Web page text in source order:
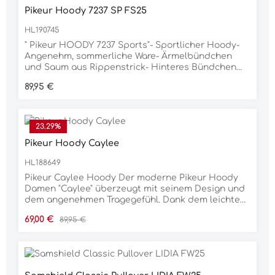
der BrustMaterial77% POLYAMID, 23% ELASTAN
Pikeur Hoody 7237 SP FS25
HL190745
" Pikeur HOODY 7237 Sports"- Sportlicher Hoody-
Angenehm, sommerliche Ware- Ärmelbündchen
und Saum aus Rippenstrick- Hinteres Bündchen
Webband zur Befestigung der Kupuzenkordeln, mit
Regulärer Preis:
89,95 €
23.29%
Pikeur Hoody Caylee
HL188649
Pikeur Caylee Hoody Der moderne Pikeur Hoody
Damen "Caylee" überzeugt mit seinem Design und
dem angenehmen Tragegefühl. Dank dem leichten
an. Im trendigen Cropped Style und den schicken
Sommerware überzeugt "Caylee" auch bei
Verkaufspreis:
69,00 € Regulärer Preis:
89,95 €